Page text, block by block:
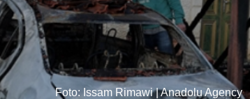
Foto: Issam Rimawi | Anadolu Agency